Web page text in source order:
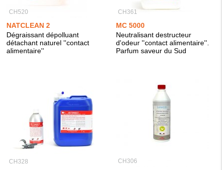
CH520
NATCLEAN 2
Dégraissant dépolluant
détachant naturel ''contact
alimentaire''
CH361
MC 5000
Neutralisant destructeur
d'odeur ''contact alimentaire''.
Parfum saveur du Sud
CH328 CH306